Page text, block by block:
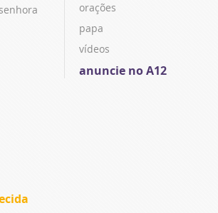
orações
papa
vídeos
anuncie no A12